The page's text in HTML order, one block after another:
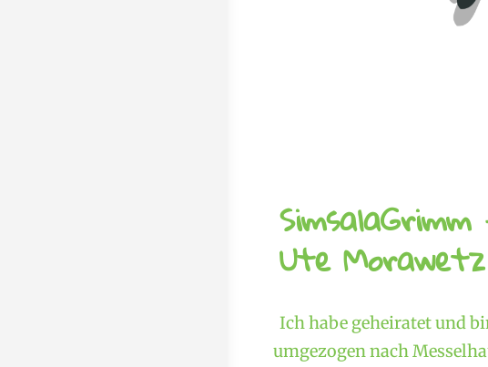
SimsalaGrimm
Ute
Ich habe geheiratet und
umgezogen nach